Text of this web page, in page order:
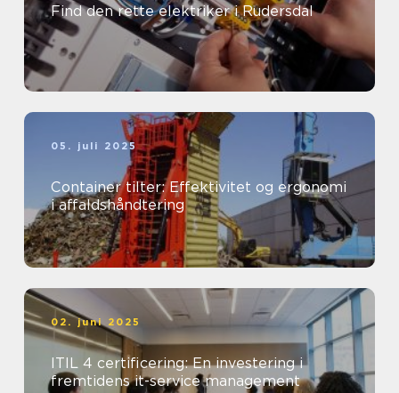
Find den rette elektriker i Rudersdal
05. juli 2025
Container tilter: Effektivitet og ergonomi
i affaldshåndtering
02. juni 2025
ITIL 4 certificering: En investering i
fremtidens it-service management